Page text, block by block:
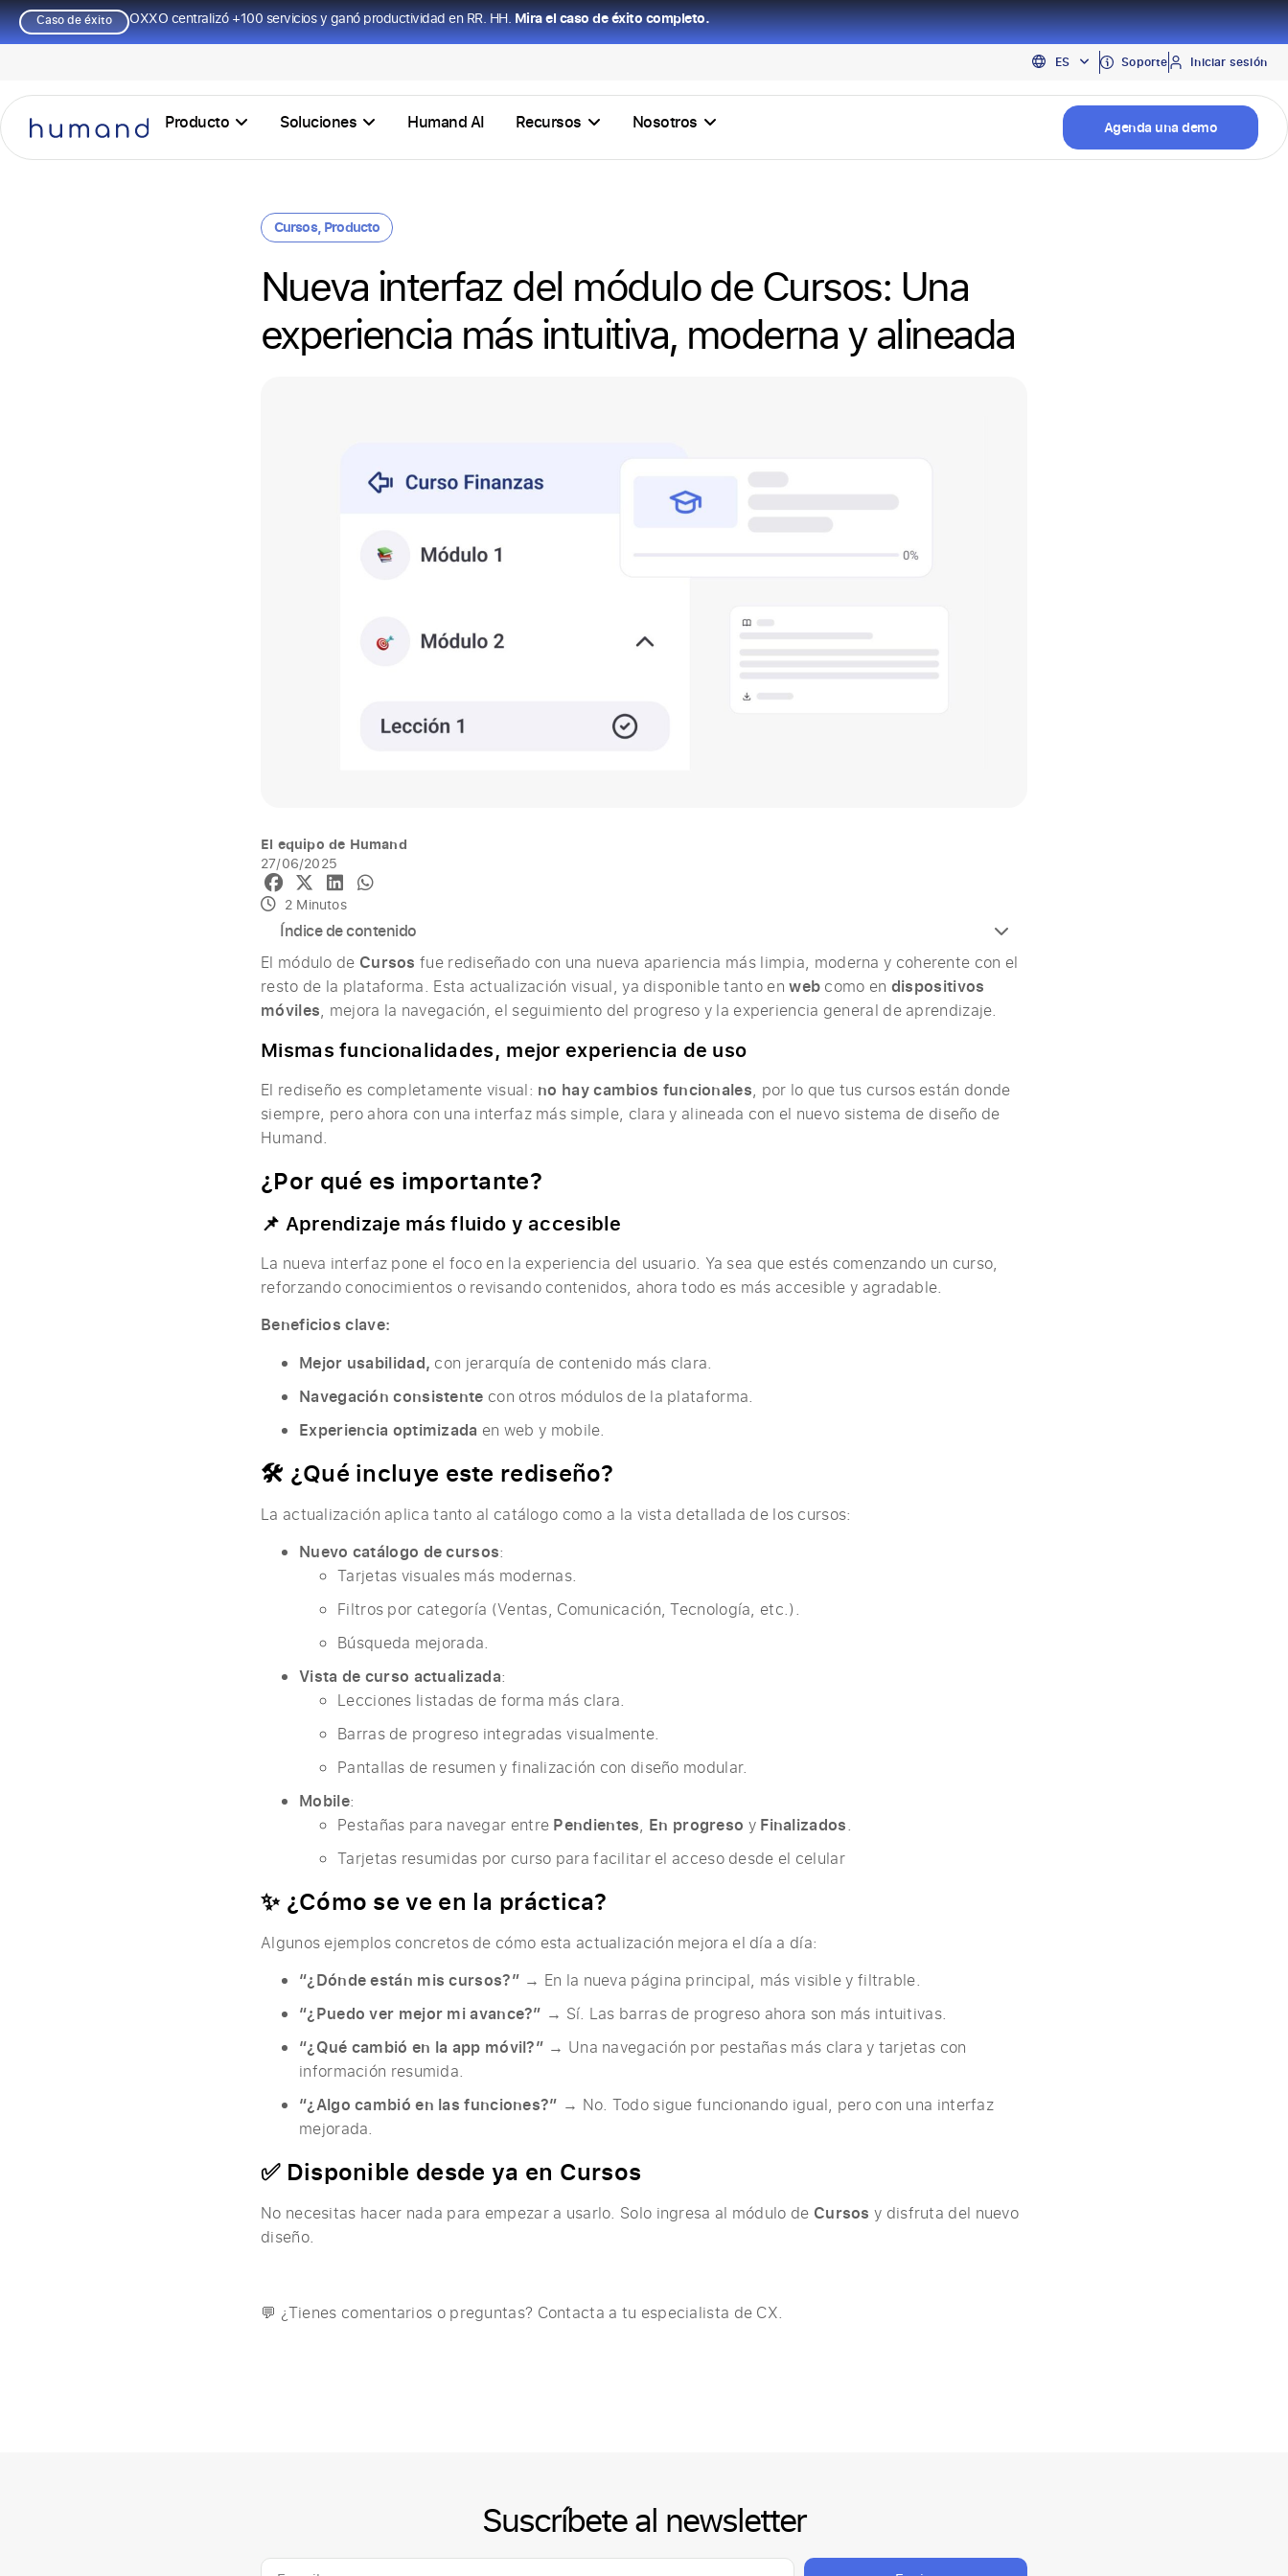
Caso de éxito OXXO centralizó +100 servicios y ganó productividad en RR. HH.Mira el caso de éxito completo.
ES
EN
PT
Soporte Iniciar sesión
Producto Soluciones Humand AI Recursos Nosotros Agenda una demo
Cursos, Producto
Nueva interfaz del módulo de Cursos: Una
experiencia más intuitiva, moderna y alineada
El equipo de Humand
27/06/2025
2 Minutos
Índice de contenido
El módulo de Cursos fue rediseñado con una nueva apariencia más limpia, moderna y coherente con el
resto de la plataforma. Esta actualización visual, ya disponible tanto enweb como en dispositivos
móviles, mejora la navegación, el seguimiento del progreso y la experiencia general de aprendizaje.
Mismas funcionalidades, mejor experiencia de uso
El rediseño es completamente visual: no hay cambios funcionales, por lo que tus cursos están donde
siempre, pero ahora con una interfaz más simple, clara y alineada con el nuevo sistema de diseño de
Humand.
¿Por qué es importante?
📌 Aprendizaje más fluido y accesible
La nueva interfaz pone el foco en la experiencia del usuario. Ya sea que estés comenzando un curso,
reforzando conocimientos o revisando contenidos, ahora todo es más accesible y agradable.
Beneficios clave:
Mejor usabilidad, con jerarquía de contenido más clara.
Navegación consistente con otros módulos de la plataforma.
Experiencia optimizada en web y mobile.
🛠️ ¿Qué incluye este rediseño?
La actualización aplica tanto al catálogo como a la vista detallada de los cursos:
Nuevo catálogo de cursos:
Tarjetas visuales más modernas.
Filtros por categoría (Ventas, Comunicación, Tecnología, etc.).
Búsqueda mejorada.
Vista de curso actualizada:
Lecciones listadas de forma más clara.
Barras de progreso integradas visualmente.
Pantallas de resumen y finalización con diseño modular.
Mobile:
Pestañas para navegar entre Pendientes, En progreso y Finalizados.
Tarjetas resumidas por curso para facilitar el acceso desde el celular
✨ ¿Cómo se ve en la práctica?
Algunos ejemplos concretos de cómo esta actualización mejora el día a día:
“¿Dónde están mis cursos?” → En la nueva página principal, más visible y filtrable.
“¿Puedo ver mejor mi avance?” → Sí. Las barras de progreso ahora son más intuitivas.
“¿Qué cambió en la app móvil?” → Una navegación por pestañas más clara y tarjetas con
información resumida.
“¿Algo cambió en las funciones?” → No. Todo sigue funcionando igual, pero con una interfaz
mejorada.
✅ Disponible desde ya en Cursos
No necesitas hacer nada para empezar a usarlo. Solo ingresa al módulo de Cursos y disfruta del nuevo
diseño.
💬 ¿Tienes comentarios o preguntas? Contacta a tu especialista de CX.
Suscríbete al newsletter